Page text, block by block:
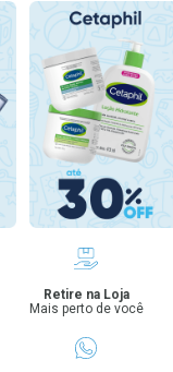
Retire na Loja
Mais perto de você